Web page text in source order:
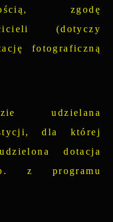
zgodę
(dotyczy
fotograficzną
udzielana
dla której
dotacja
z programu